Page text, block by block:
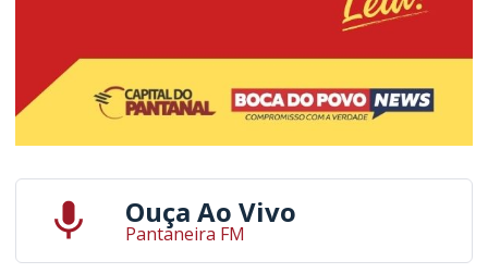
Ouça Ao Vivo
Pantaneira FM